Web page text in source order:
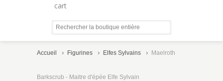
cart
Accueil Figurines Elfes Sylvains Maelroth
Barkscrub - Maitre d'épée Elfe Sylvain